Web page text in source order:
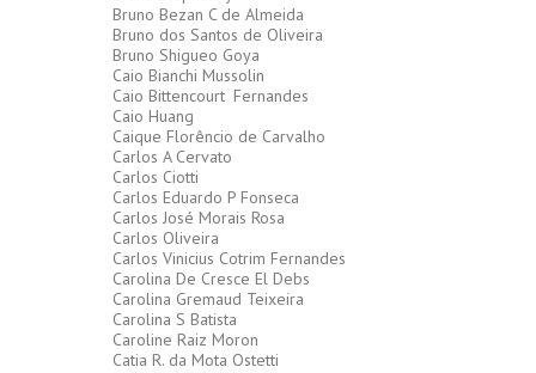
Bruno Bezan C de Almeida
Bruno dos Santos de Oliveira
Bruno Shigueo Goya
Caio Bianchi Mussolin
Caio Bittencourt Fernandes
Caio Huang
Caique Florêncio de Carvalho
Carlos A Cervato
Carlos Ciotti
Carlos Eduardo P Fonseca
Carlos José Morais Rosa
Carlos Oliveira
Carlos Vinicius Cotrim Fernandes
Carolina De Cresce El Debs
Carolina Gremaud Teixeira
Carolina S Batista
Caroline Raiz Moron
Catia R. da Mota Ostetti